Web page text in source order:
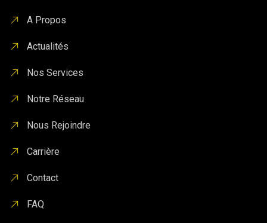
A Propos
Actualités
Nos Services
Notre Réseau
Nous Rejoindre
Carrière
Contact
FAQ